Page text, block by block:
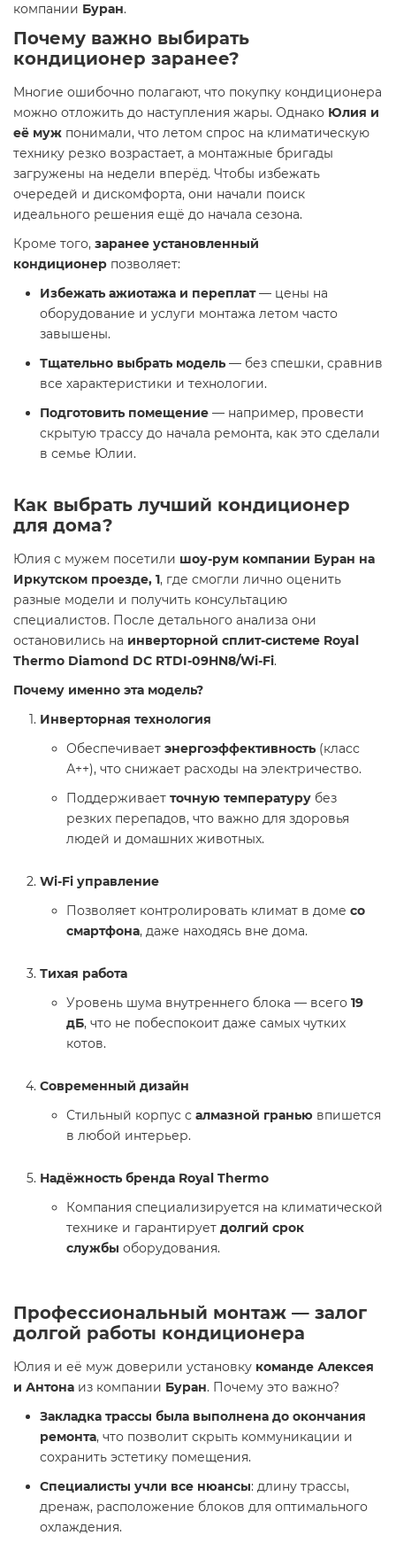
компании Буран.
Почему важно выбирать
кондиционер заранее?
Многие ошибочно полагают, что покупку кондиционера
можно отложить до наступления жары. Однако Юлия и
её муж понимали, что летом спрос на климатическую
технику резко возрастает, а монтажные бригады
загружены на недели вперёд. Чтобы избежать
очередей и дискомфорта, они начали поиск
идеального решения ещё до начала сезона.
Кроме того, заранее установленный
кондиционер позволяет:
Избежать ажиотажа и переплат— цены на
оборудование и услуги монтажа летом часто
завышены.
Тщательно выбрать модель — без спешки, сравнив
все характеристики и технологии.
Подготовить помещение — например, провести
скрытую трассу до начала ремонта, как это сделали
в семье Юлии.
Как выбрать лучший кондиционер
для дома?
Юлия с мужем посетили шоу-рум компании Буран на
Иркутском проезде, 1, где смогли лично оценить
разные модели и получить консультацию
специалистов. После детального анализа они
остановились на инверторной сплит-системе Royal
Thermo Diamond DC RTDI-09HN8/Wi-Fi.
Почему именно эта модель?
Инверторная технология
Обеспечивает энергоэффективность (класс
А++), что снижает расходы на электричество.
Поддерживает точную температуру без
резких перепадов, что важно для здоровья
людей и домашних животных.
Wi-Fi управление
Позволяет контролировать климат в доме со
смартфона, даже находясь вне дома.
Тихая работа
Уровень шума внутреннего блока — всего 19
дБ, что не побеспокоит даже самых чутких
котов.
Современный дизайн
Стильный корпус с алмазной гранью впишется
в любой интерьер.
Надёжность бренда Royal Thermo
Компания специализируется на климатической
технике и гарантирует долгий срок
службы оборудования.
Профессиональный монтаж — залог
долгой работы кондиционера
Юлия и её муж доверили установку команде Алексея
и Антона из компании Буран. Почему это важно?
Закладка трассы была выполнена до окончания
ремонта, что позволит скрыть коммуникации и
сохранить эстетику помещения.
Специалисты учли все нюансы: длину трассы,
дренаж, расположение блоков для оптимального
охлаждения.